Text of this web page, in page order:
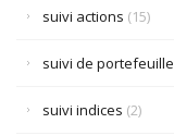
suivi actions (15)
suivi de portefeuille
suivi indices (2)